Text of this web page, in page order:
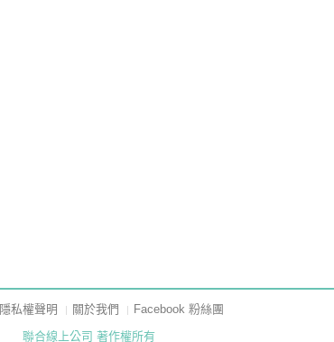
隱私權聲明 關於我們
Facebook 粉絲團
聯合線上公司 著作權所有